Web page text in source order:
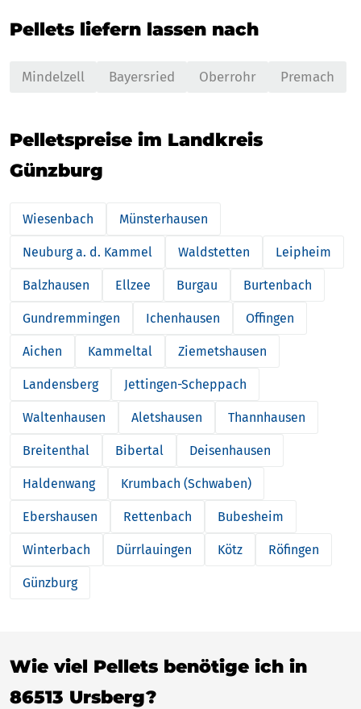
Pellets liefern lassen nach
Mindelzell Bayersried Oberrohr Premach
Pelletspreise im Landkreis
Günzburg
Wiesenbach Münsterhausen
Neuburg a. d. Kammel Waldstetten Leipheim
Balzhausen Ellzee Burgau Burtenbach
Gundremmingen Ichenhausen Offingen
Aichen Kammeltal Ziemetshausen
Landensberg Jettingen-Scheppach
Waltenhausen Aletshausen Thannhausen
Breitenthal Bibertal Deisenhausen
Haldenwang Krumbach (Schwaben)
Ebershausen Rettenbach Bubesheim
Winterbach Dürrlauingen Kötz Röfingen
Günzburg
Wie viel Pellets benötige ich in
86513 Ursberg?